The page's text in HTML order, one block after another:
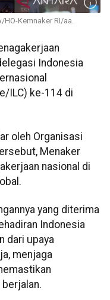
HO-Kemnaker RI/aa.
Indonesia
ILC) ke-114 di
oleh Organisasi
Menaker
nasional di
yang diterima
Indonesia
dari upaya
menjaga